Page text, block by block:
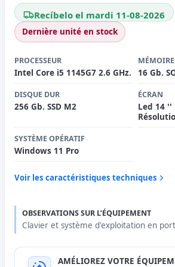
Recíbelo el mardi 11-08-2026
Dernière unité en stock
PROCESSEUR
Intel Core i5 1145G7 2.6 GHz. 16 Gb.
DISQUE DUR
256 Gb. SSD M2
ÉCRAN
Led 14 ''
SYSTÈME OPÉRATIF
Windows 11 Pro
Voir les caractéristiques techniques
OBSERVATIONS SUR L’ÉQUIPEMENT
Clavier et système d'exploitation en
AMÉLIOREZ VOTRE